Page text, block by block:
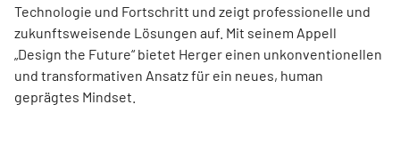
Technologie und Fortschritt und zeigt professionelle und
zukunftsweisende Lösungen auf. Mit seinem Appell
„Design the Future“ bietet Herger einen unkonventionellen
und transformativen Ansatz für ein neues, human
geprägtes Mindset.